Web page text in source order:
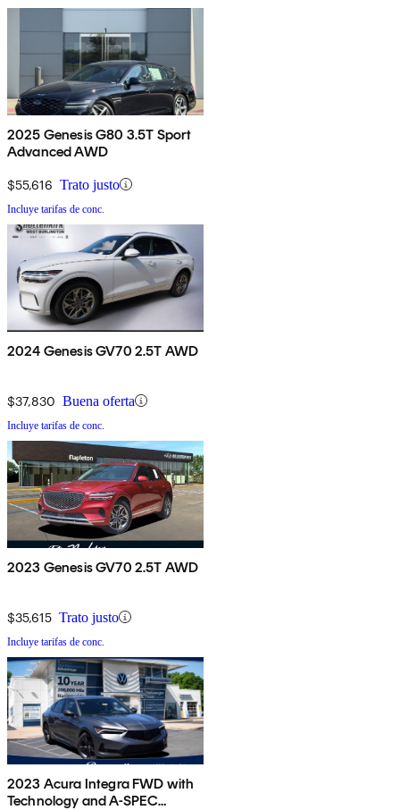
2025 Genesis G80 3.5T Sport
Advanced AWD
$55,616 Trato justo
Incluye tarifas de conc.
2024 Genesis GV70 2.5T AWD
$37,830 Buena oferta
Incluye tarifas de conc.
2023 Genesis GV70 2.5T AWD
$35,615 Trato justo
Incluye tarifas de conc.
2023 Acura Integra FWD with
Technology and A-SPEC